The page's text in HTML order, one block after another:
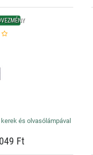
és olvasólámpával
Ft